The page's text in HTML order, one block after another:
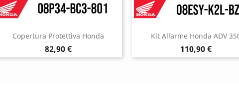
Copertura Protettiva Honda
Prezzo
82,90 €
Kit Allarme Honda ADV
Prezzo
110,90 €